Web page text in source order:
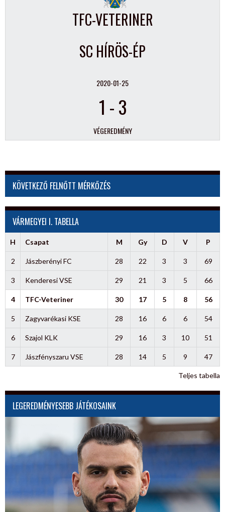
TFC-VETERINER
SC HÍRÖS-ÉP
2020-01-25
1 -3
VÉGEREDMÉNY
KÖVETKEZŐ FELNŐTT MÉRKŐZÉS
VÁRMEGYEI I. TABELLA
H Csapat M Gy D V P
2 Jászberényi FC 28 22 3 3 69
3 Kenderesi VSE 29 21 3 5 66
4 TFC-Veteriner 30 17 5 8 56
5 Zagyvarékasi KSE 28 16 6 6 54
6 Szajol KLK 29 16 3 10 51
7 Jászfényszaru VSE 28 14 5 9 47
Teljes tabella
LEGEREDMÉNYESEBB JÁTÉKOSAINK